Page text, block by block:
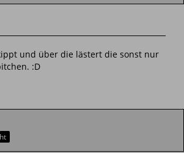
und über die lästert die sonst nur
:D